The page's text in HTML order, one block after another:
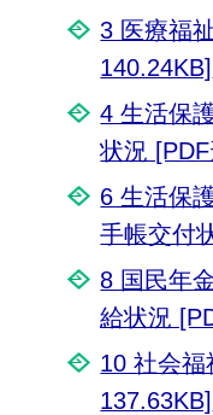
3 医療福
140.24KB]
4 生活保
状況
6 生活保
手帳交付
8 国民年
給状況
10 社会福
137.63KB]